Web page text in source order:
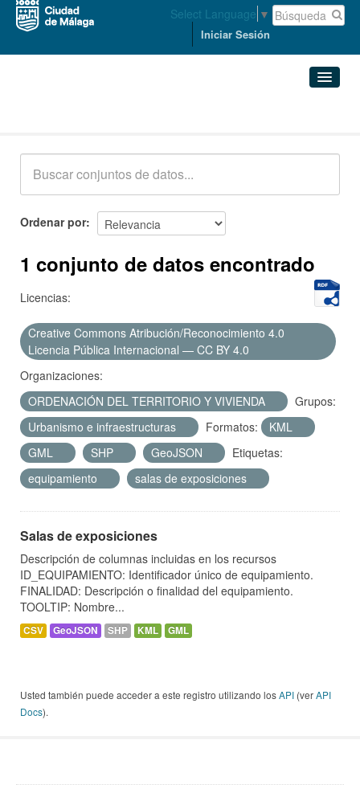
Select Language ▼
Iniciar Sesión
Acerca de
Ordenar por
1 conjunto de datos encontrado
Licencias:
Creative Commons Atribución/Reconocimiento 4.0
Licencia Pública Internacional — CC BY 4.0
Organizaciones:
ORDENACIÓN DEL TERRITORIO Y VIVIENDA
Grupos:
Urbanismo e infraestructuras
Formatos:
KML
GML
SHP GeoJSON
Etiquetas:
equipamiento
salas de exposiciones
Salas de exposiciones
Descripción de columnas incluidas en los recursos
ID_EQUIPAMIENTO: Identificador único de equipamiento.
FINALIDAD: Descripción o finalidad del equipamiento.
TOOLTIP: Nombre...
CSV GeoJSON SHP KML GML
Usted también puede acceder a este registro utilizando losAPI (verAPI
Docs).